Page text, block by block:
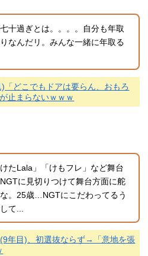
十過ぎとは。。。。自分も年取
なんだリ。みんな一緒に年取る
「どこでもドアは要らん、おもろ
止まらないｗｗｗ
たLala」「けもフレ」など舞台
に見切りつけて舞台方面に舵
。25歳…NGTにこだわってるう
て...
(9年目)、初選抜ならず→「意地を張